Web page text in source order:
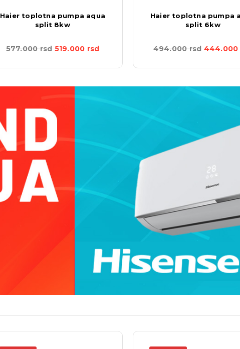
Haier toplotna pumpa aqua
split 8kw
577.000rsd 519.000 rsd
Haier toplotna pumpa
split 6kw
494.000rsd 444.000